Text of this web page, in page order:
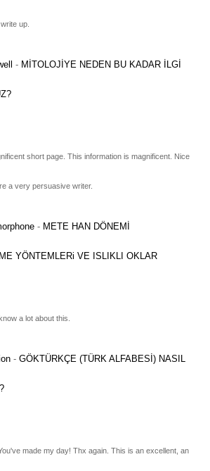
up.
- MİTOLOJİYE NEDEN BU KADAR İLGİ
short page. This information is magnificent. Nice
a very persuasive writer.
- METE HAN DÖNEMİ
YÖNTEMLERi VE ISLIKLI OKLAR
a lot about this.
-GÖKTÜRKÇE (TÜRK ALFABESİ) NASIL
made my day! Thx again. This is an excellent, an